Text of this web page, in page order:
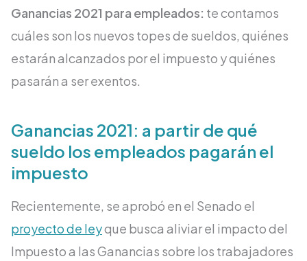
Ganancias 2021 para empleados: te contamos
cuáles son los nuevos topes de sueldos, quiénes
estarán alcanzados por el impuesto y quiénes
pasarán a ser exentos.
Ganancias 2021: a partir de qué
sueldo los empleados pagarán el
impuesto
Recientemente, se aprobó en el Senado el
proyecto de leyque busca aliviar el impacto del
Impuesto a las Ganancias sobre los trabajadores